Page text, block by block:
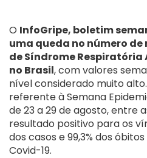
O InfoGripe, boletim
uma queda no número
de Síndrome Respiratória
no Brasil, com valores
nível considerado muito
referente à Semana
de 23 a 29 de agosto, entre
resultado positivo para os
dos casos e 99,3% dos
Covid-19.